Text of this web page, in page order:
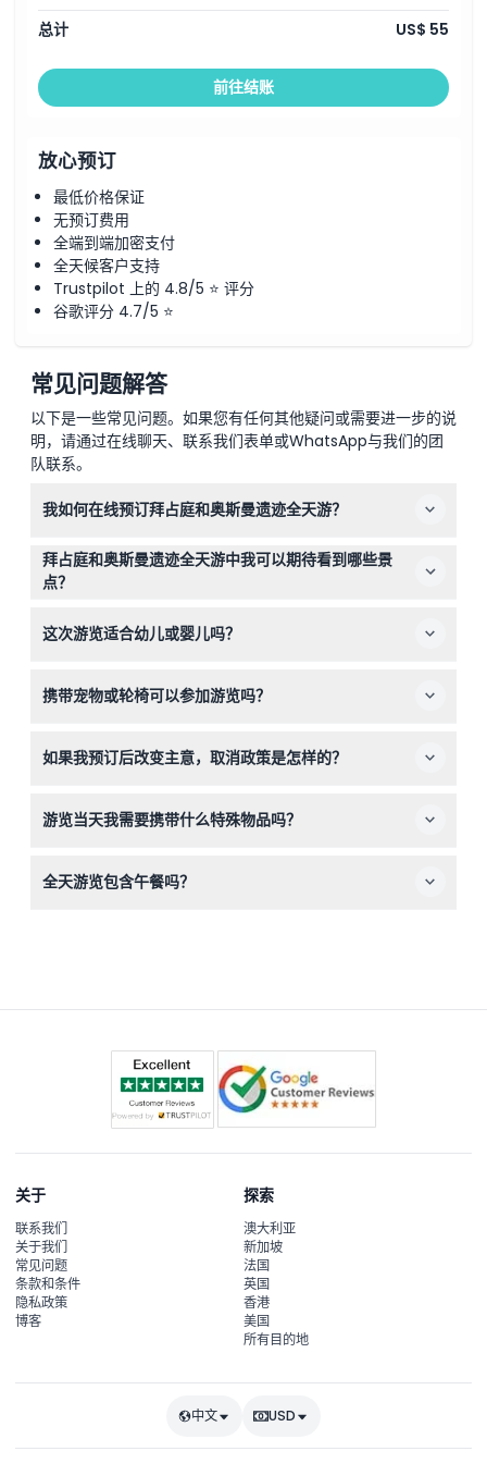
总计 US$ 55
前往结账
放心预订
最低价格保证
无预订费用
全端到端加密支付
全天候客户支持
Trustpilot 上的 4.8/5 ⭐ 评分
谷歌评分 4.7/5 ⭐
常见问题解答
以下是一些常见问题。如果您有任何其他疑问或需要进一步的说
明，请通过在线聊天、联系我们表单或WhatsApp与我们的团
队联系。
我如何在线预订拜占庭和奥斯曼遗迹全天游？
您可以通过本网站轻松预订拜占庭和奥斯曼遗迹全天游，只
需在在线预订过程中选择您喜欢的日期和时间。
拜占庭和奥斯曼遗迹全天游中我可以期待看到哪些景
点？
赛马场和大巴扎，亲身体验伊斯坦布尔拜占庭和奥斯曼时期
这次游览适合幼儿或婴儿吗？
请注意本游览不适合使用婴儿推车。
携带宠物或轮椅可以参加游览吗？
如果我预订后改变主意，取消政策是怎样的？
您务必谨慎选择日期。
游览当天我需要携带什么特殊物品吗？
受探索伊斯坦布尔历史遗址的乐趣。
全天游览包含午餐吗？
关于
联系我们
关于我们
常见问题
条款和条件
隐私政策
博客
探索
澳大利亚
新加坡
法国
英国
香港
美国
所有目的地
中文 USD